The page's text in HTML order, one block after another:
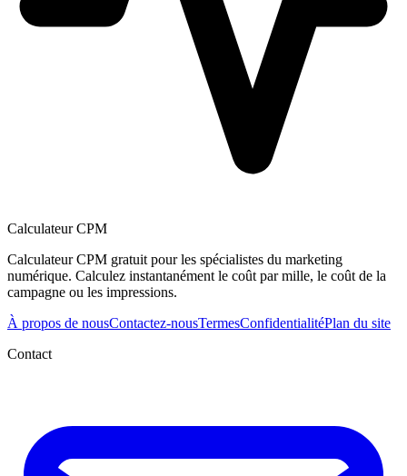
Calculateur CPM
Calculateur CPM gratuit pour les spécialistes du marketing
numérique. Calculez instantanément le coût par mille, le coût de la
campagne ou les impressions.
À propos de nousContactez-nousTermesConfidentialitéPlan du site
Contact